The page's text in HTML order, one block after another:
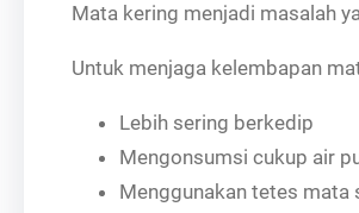
Mata kering menjadi masalah
Untuk menjaga kelembapan
Lebih sering berkedip
Mengonsumsi cukup air
Menggunakan tetes mata